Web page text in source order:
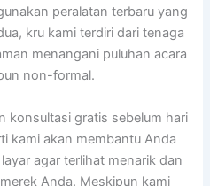
peralatan terbaru yang
kru kami terdiri dari tenaga
menangani puluhan acara
non-formal.
konsultasi gratis sebelum hari
kami akan membantu Anda
agar terlihat menarik dan
Anda. Meskipun kami